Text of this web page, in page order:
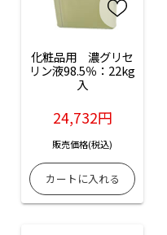
化粧品用　濃グリセ
リン液98.5％：22kg
入
24,732円
販売価格(税込)